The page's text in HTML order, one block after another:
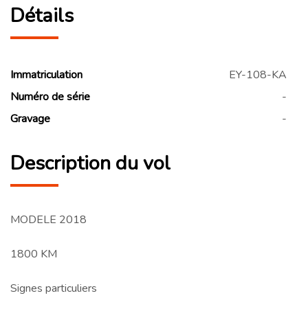
Détails
Immatriculation
EY-108-KA
Numéro de série
-
Gravage
-
Description du vol
MODELE 2018
1800 KM
Signes particuliers